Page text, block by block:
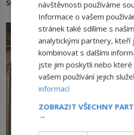
návštěvnosti používáme
Informace o vašem
stránek také sdílíme s
analytickými partnery, kteří
kombinovat s dalšími
jste jim poskytli nebo které
vašem používání jejich
informací
ZOBRAZIT VŠECHNY
→